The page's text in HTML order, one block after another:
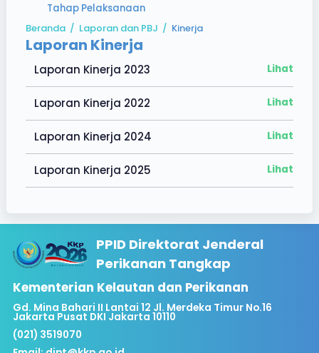
Tahap Pelaksanaan
Beranda / Laporan dan PBJ / Kinerja
Laporan Kinerja
Laporan Kinerja 2023 Lihat
Laporan Kinerja 2022 Lihat
Laporan Kinerja 2024 Lihat
Laporan Kinerja 2025 Lihat
PPID Direktorat Jenderal
Perikanan Tangkap
Kementerian Kelautan dan Perikanan
Gd. Mina Bahari II Lantai 12 Jl. Merdeka Timur No.16
Jakarta Pusat DKI Jakarta 10110
(021) 3519070